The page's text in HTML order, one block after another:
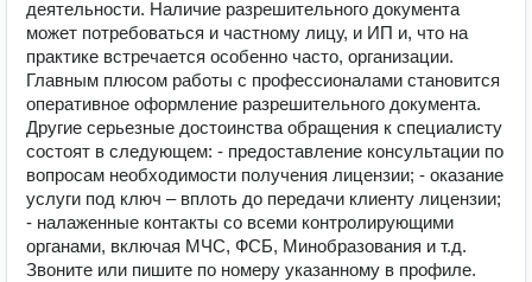
деятельности. Наличие разрешительного документа
может потребоваться и частному лицу, и ИП и, что на
практике встречается особенно часто, организации.
Главным плюсом работы с профессионалами становится
оперативное оформление разрешительного документа.
Другие серьезные достоинства обращения к специалисту
состоят в следующем: - предоставление консультации по
вопросам необходимости получения лицензии; - оказание
услуги под ключ – вплоть до передачи клиенту лицензии;
- налаженные контакты со всеми контролирующими
органами, включая МЧС, ФСБ, Минобразования и т.д.
Звоните или пишите по номеру указанному в профиле.